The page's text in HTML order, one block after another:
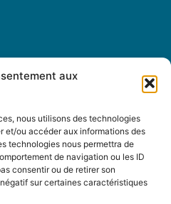
aux
nous utilisons des technologies
et/ou accéder aux informations des
technologies nous permettra de
de navigation ou les ID
consentir ou de retirer son
sur certaines caractéristiques